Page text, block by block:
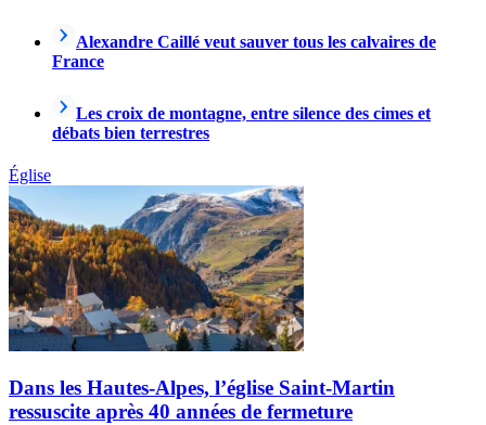
Alexandre Caillé veut sauver tous les calvaires de
France
Les croix de montagne, entre silence des cimes et
débats bien terrestres
Église
Dans les Hautes-Alpes, l’église Saint-Martin
ressuscite après 40 années de fermeture